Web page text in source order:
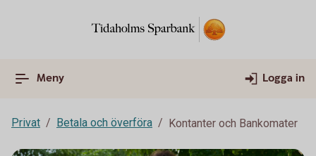
Meny Logga in
Privat Betala och överföra Kontanter och Bankomater